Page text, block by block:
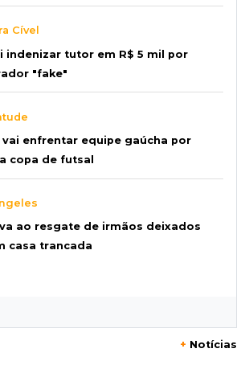
Cível
indenizar tutor em R$ 5 mil por
"fake"
vai enfrentar equipe gaúcha por
copa de futsal
ao resgate de irmãos deixados
casa trancada
ciclone bomba
+ Notícias